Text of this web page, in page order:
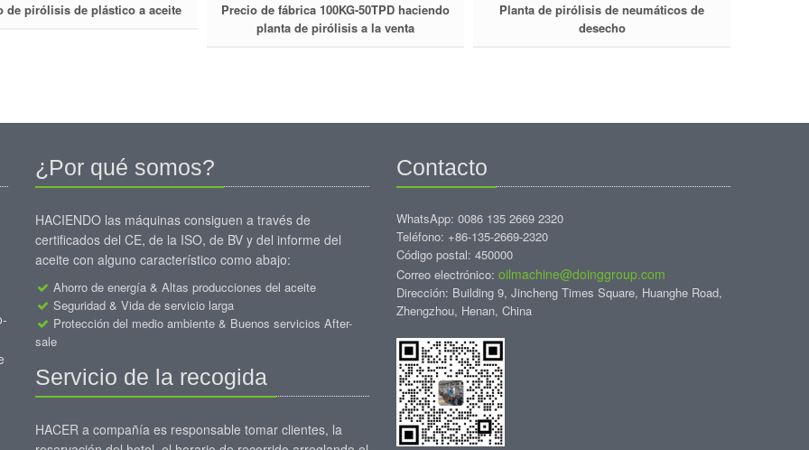
de pirólisis de plástico a aceite
Precio de fábrica 100KG-50TPD haciendo
planta de pirólisis a la venta
Planta de pirólisis de neumáticos de
desecho
¿Por qué somos?
HACIENDO las máquinas consiguen a través de
certificados del CE, de la ISO, de BV y del informe del
aceite con alguno característico como abajo:
Ahorro de energía & Altas producciones del aceite
Seguridad & Vida de servicio larga
Protección del medio ambiente & Buenos servicios After-
sale
Servicio de la recogida
HACER a compañía es responsable tomar clientes, la
Contacto
WhatsApp: 0086 135 2669 2320
Teléfono: +86-135-2669-2320
Código postal: 450000
Correo electrónico: oilmachine@doinggroup.com
Dirección: Building 9, Jincheng Times Square, Huanghe Road,
Zhengzhou, Henan, China